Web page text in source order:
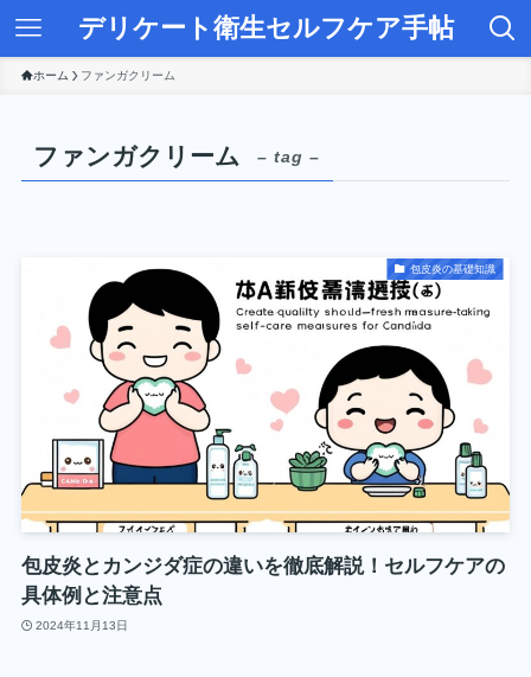
デリケート衛生セルフケア手帖
ホーム ファンガクリーム
ファンガクリーム – tag –
包皮炎の基礎知識
包皮炎とカンジダ症の違いを徹底解説！セルフケアの
具体例と注意点
2024年11月13日